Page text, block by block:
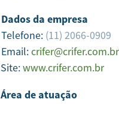
Dados da empresa
Telefone: (11) 2066-0909
Email:crifer@crifer.com.br
Site:www.crifer.com.br
Área de atuação